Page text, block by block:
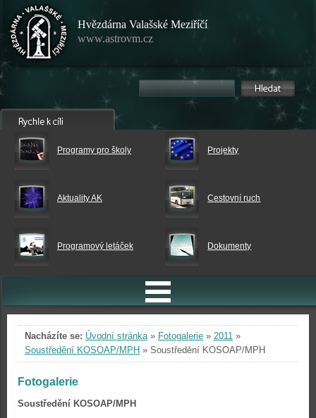
Hvězdárna Valašské Meziříčí
www.astrovm.cz
Programy pro školy Projekty
Aktuality AK Cestovní ruch
Programový letáček Dokumenty
Nacházíte se: Úvodní stránka» Fotogalerie » 2011 »
Soustředění KOSOAP/MPH » Soustředění KOSOAP/MPH
Fotogalerie
Soustředění KOSOAP/MPH